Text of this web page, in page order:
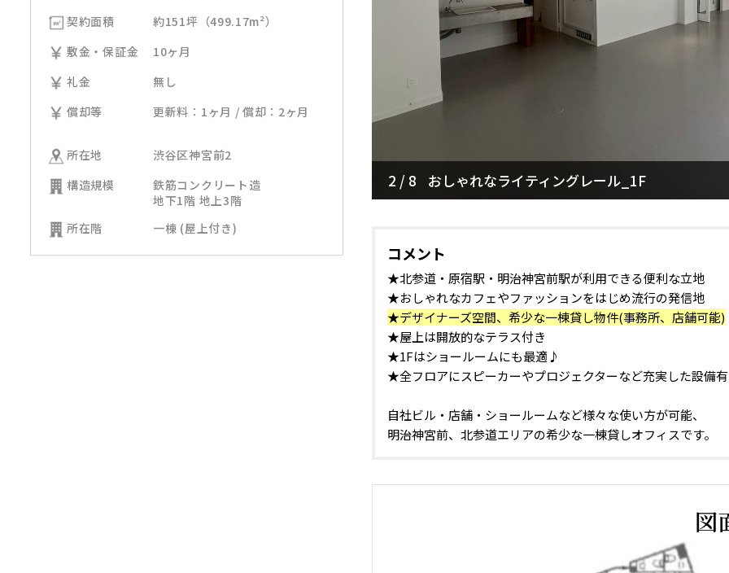
3 / 8 1階とは異なった内装テイスト_2F
コメント
★北参道・原宿駅・明治神宮前駅が利用できる便利な立地
★おしゃれなカフェやファッションをはじめ流行の発信地
★デザイナーズ空間、希少な一棟貸し物件(事務所、店舗可能)
★屋上は開放的なテラス付き
★1Fはショールームにも最適♪
★全フロアにスピーカーやプロジェクターなど充実した設備
自社ビル・店舗・ショールームなど様々な使い方が可能、
明治神宮前、北参道エリアの希少な一棟貸しオフィスです。
図
契約面積
約151坪（499.17m²）
敷金・保証金
10ヶ月
礼金
無し
償却等
更新料：1ヶ月 / 償却：2ヶ月
所在地
渋谷区神宮前2
構造規模
鉄筋コンクリート造
地下1階 地上3階
所在階
一棟 (屋上付き)